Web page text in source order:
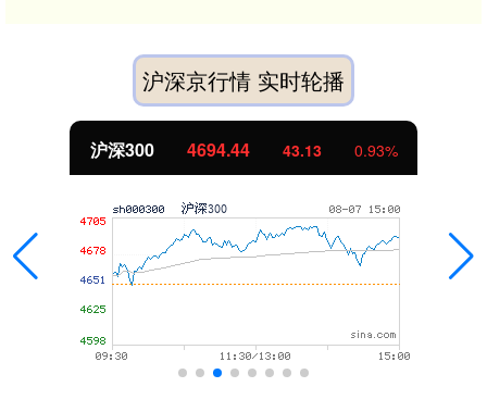
沪深京行情 实时轮播
沪深300 4694.44 43.13 0.93%